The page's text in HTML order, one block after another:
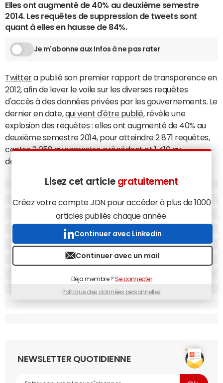
Elles ont augmenté de 40% au deuxième semestre
2014. Les requêtes de suppression de tweets sont
quant à elles en hausse de 84%.
Je m'abonne aux Infos à ne pas rater
Twittera publié son premier rapport de transparence en
2012, afin de lever le voile sur les diverses requêtes
d'accès à des données privées par les gouvernements. Le
dernier en date,qui vient d'être publié, révèle une
explosion des requêtes : elles ont augmenté de 40% au
deuxième semestre 2014, pour atteindre 2 871 requêtes,
contre 2 058 au semestre précédent et 1 410 au
deuxième semestre 2013.
Les Etats-Unis en tête des demandes de
données
Les Etats-Unis ont fait 29% de demandes en plus (1 622
requêtes à propos de 3 299 utilisateurs), et Twitter a
répondu positivement dans 80% des cas, en hausse de
8%. Le gouvernement américain est, de loin, celui à faire le
plus de demandes. Suit la Turquie, qui se distingue aussi :
ses demandes ont augmenté de 150% pour atteindre
à aucune de ses requêtes. En troisième position, le Japon,
données privées, a enregistré 100 demandes –auxquelles
Twitter n'a pas donné suite. En France, 60 demandes
Lisez cet article gratuitement
Créez votre compte JDN pour accéder à plus de 1000
articles publiés chaque année.
Continuer avec Linkedin
Continuer avec un mail
Déja membre ?Se connecter
Politique des données personnelles
NEWSLETTER QUOTIDIENNE